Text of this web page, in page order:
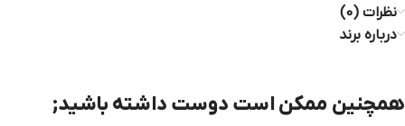
نظرات (0)
درباره برند
همچنین ممکن است دوست داشته باشید;